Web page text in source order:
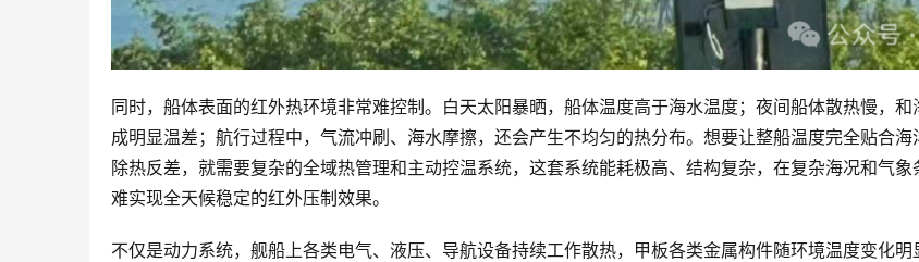
同时，船体表面的红外热环境非常难控制。白天太阳暴晒，船体温度高于海水温度；夜间船体散热慢，和
成明显温差；航行过程中，气流冲刷、海水摩擦，还会产生不均匀的热分布。想要让整船温度完全贴合海
除热反差，就需要复杂的全域热管理和主动控温系统，这套系统能耗极高、结构复杂，在复杂海况和气象
难实现全天候稳定的红外压制效果。
不仅是动力系统，舰船上各类电气、液压、导航设备持续工作散热，甲板各类金属构件随环境温度变化明